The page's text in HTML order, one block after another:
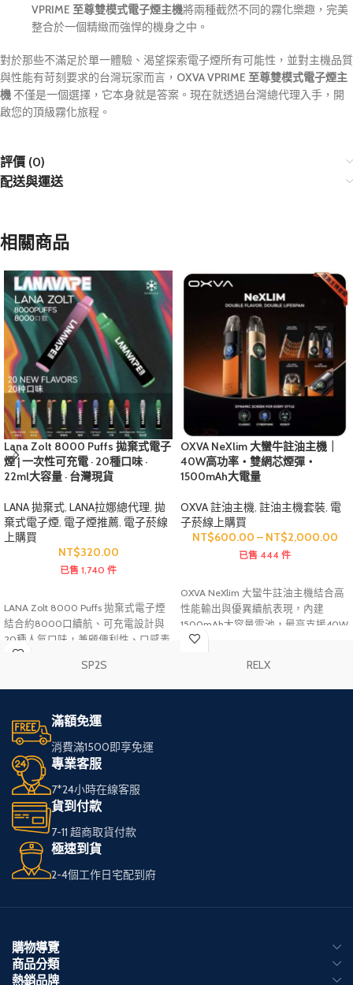
VPRIME 至尊雙模式電子煙主機將兩種截然不同的霧化樂趣，完美
整合於一個精緻而強悍的機身之中。
對於那些不滿足於單一體驗、渴望探索電子煙所有可能性，並對主機品質
與性能有苛刻要求的台灣玩家而言， OXVA VPRIME 至尊雙模式電子煙主
機 不僅是一個選擇，它本身就是答案。現在就透過台灣總代理入手，開
啟您的頂級霧化旅程。
評價 (0)
配送與運送
相關商品
Lana Zolt 8000 Puffs 拋棄式電子
煙 | 一次性可充電 · 20種口味 ·
22ml大容量 · 台灣現貨
LANA 拋棄式, LANA拉娜總代理, 拋
棄式電子煙, 電子煙推薦, 電子菸線
上購買
NT$320.00
已售 1,740 件
LANA Zolt 8000 Puffs 拋棄式電子煙
結合約8000口續航、可充電設計與
20種人氣口味，兼顧便利性、口感表
現與長效使用體驗。一次性免維護設
計讓使用更加輕鬆，無論日常使用或
拋棄式電子煙選擇。
OXVA NeXlim 大蠻牛註油主機｜
40W高功率・雙網芯煙彈・
1500mAh大電量
OXVA 註油主機, 註油主機套裝, 電
子菸線上購買
NT$600.00 – NT$2,000.00
已售 444 件
OXVA NeXlim 大蠻牛註油主機結合高
性能輸出與優異續航表現，內建
1500mAh大容量電池，最高支援40W
智慧功率輸出，可滿足不同使用習慣
霧化更加均勻細膩，充分釋放煙油風
味層次，帶來濃郁順暢的吸食體驗，
SP2S RELX
滿額免運
消費滿1500即享免運
專業客服
7*24小時在線客服
貨到付款
7-11 超商取貨付款
極速到貨
2-4個工作日宅配到府
購物導覽
商品分類
熱銷品牌